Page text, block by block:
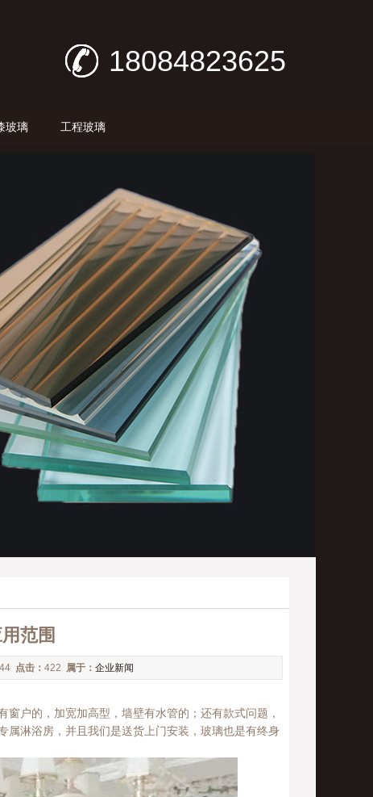
18084823625
玻璃 工程玻璃
范围
点击： 422 属于： 企业新闻
户的，加宽加高型，墙壁有水管的；还有款式问题，
淋浴房，并且我们是送货上门安装，玻璃也是有终身